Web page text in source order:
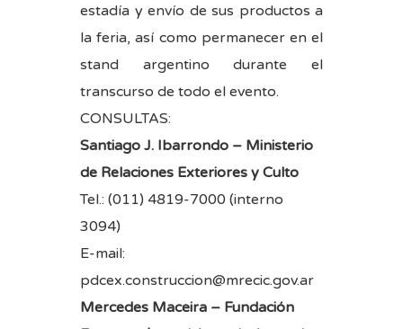
estadía y envío de sus productos a
la feria, así como permanecer en el
stand argentino durante el
transcurso de todo el evento.
CONSULTAS:
Santiago J. Ibarrondo – Ministerio
de Relaciones Exteriores y Culto
Tel.: (011) 4819-7000 (interno
3094)
E-mail:
pdcex.construccion@mrecic.gov.ar
Mercedes Maceira – Fundación